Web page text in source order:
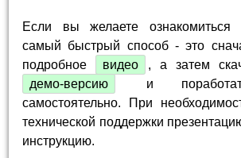
Если вы желаете ознакомиться
самый быстрый способ - это
подробное
видео
, а затем
демо-версию
и
самостоятельно. При
технической поддержки
инструкцию.